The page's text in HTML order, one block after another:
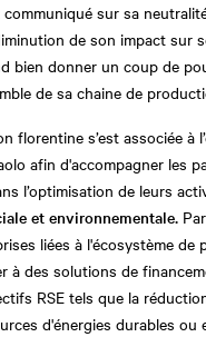
sur sa
de son impact sur
bien donner un coup de
de sa chaine de
florentine s’est associée à
afin d'accompagner les
l’optimisation de leurs
et environnementale.
liées à l'écosystème de
à des solutions de
RSE tels que la
d'énergies durables ou